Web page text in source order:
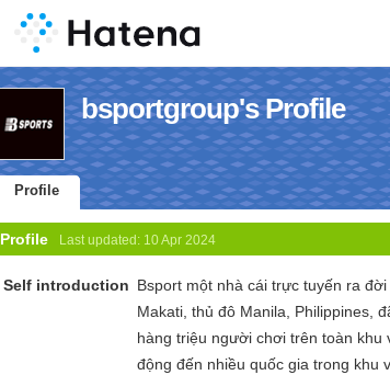
bsportgroup's Profile
Profile
Profile Last updated: 10 Apr 2024
Self introduction Bsport một nhà cái trực tuyến ra
Makati, thủ đô Manila, Philippines,
hàng triệu người chơi trên toàn khu
động đến nhiều quốc gia trong khu